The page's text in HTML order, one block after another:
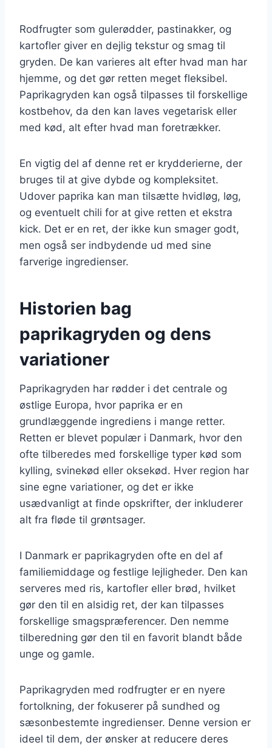
Rodfrugter som gulerødder, pastinakker, og
kartofler giver en dejlig tekstur og smag til
gryden. De kan varieres alt efter hvad man har
hjemme, og det gør retten meget fleksibel.
Paprikagryden kan også tilpasses til forskellige
kostbehov, da den kan laves vegetarisk eller
med kød, alt efter hvad man foretrækker.
En vigtig del af denne ret er krydderierne, der
bruges til at give dybde og kompleksitet.
Udover paprika kan man tilsætte hvidløg, løg,
og eventuelt chili for at give retten et ekstra
kick. Det er en ret, der ikke kun smager godt,
men også ser indbydende ud med sine
farverige ingredienser.
Historien bag
paprikagryden og dens
variationer
Paprikagryden har rødder i det centrale og
østlige Europa, hvor paprika er en
grundlæggende ingrediens i mange retter.
Retten er blevet populær i Danmark, hvor den
ofte tilberedes med forskellige typer kød som
kylling, svinekød eller oksekød. Hver region har
sine egne variationer, og det er ikke
usædvanligt at finde opskrifter, der inkluderer
alt fra fløde til grøntsager.
I Danmark er paprikagryden ofte en del af
familiemiddage og festlige lejligheder. Den kan
serveres med ris, kartofler eller brød, hvilket
gør den til en alsidig ret, der kan tilpasses
forskellige smagspræferencer. Den nemme
tilberedning gør den til en favorit blandt både
unge og gamle.
Paprikagryden med rodfrugter er en nyere
fortolkning, der fokuserer på sundhed og
sæsonbestemte ingredienser. Denne version er
ideel til dem, der ønsker at reducere deres